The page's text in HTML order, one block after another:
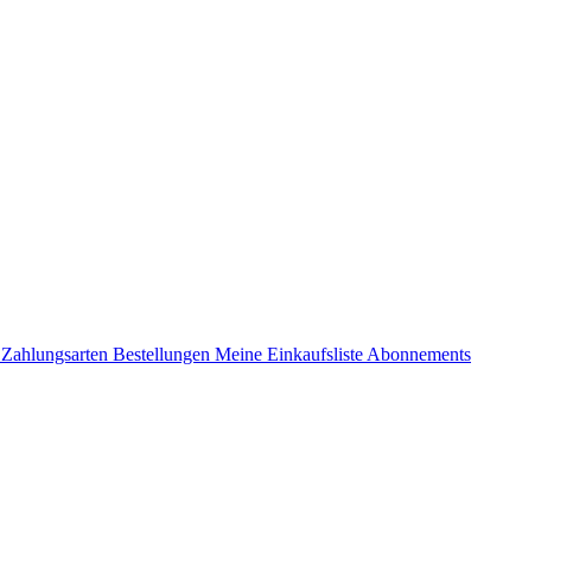
Zahlungsarten Bestellungen Meine EinkaufslisteAbonnements